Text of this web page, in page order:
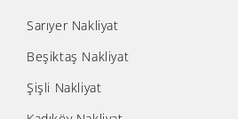
Sarıyer Nakliyat
Beşiktaş Nakliyat
Şişli Nakliyat